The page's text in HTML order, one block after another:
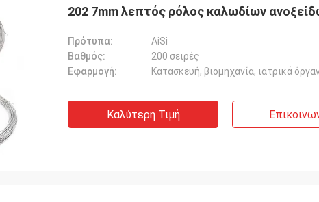
202 7mm λεπτός ρόλος καλωδίων
Πρότυπα:
AiSi
Βαθμός:
200 σειρές
Εφαρμογή:
Κατασκευή, βιομηχανία, ιατρικά
Καλύτερη Τιμή